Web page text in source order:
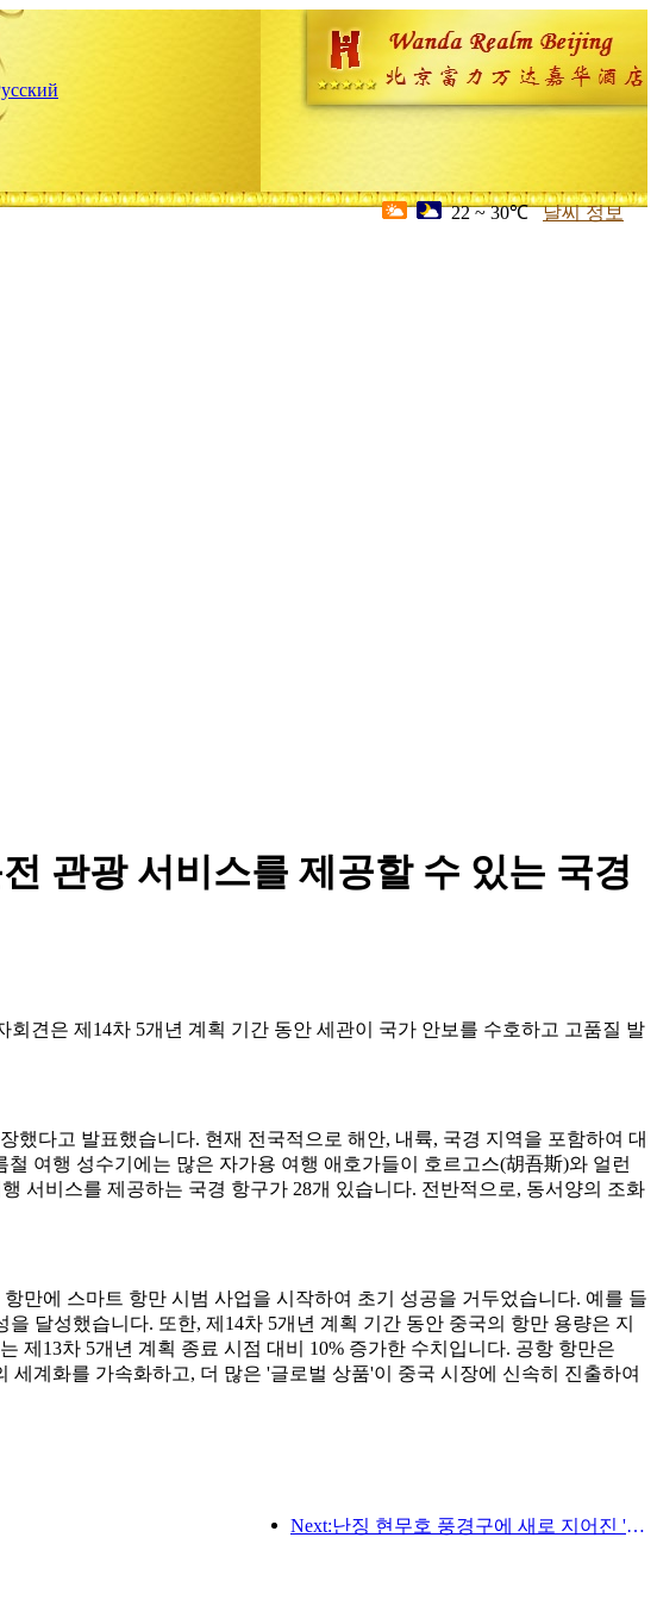
22 ~ 30℃ 날씨 정보
관광 서비스를 제공할 수 있는 국경
견은 제14차 5개년 계획 기간 동안 세관이 국가 안보를 수호하고 고품질 발
했다고 발표했습니다. 현재 전국적으로 해안, 내륙, 국경 지역을 포함하여 대
여행 성수기에는 많은 자가용 여행 애호가들이 호르고스(胡吾斯)와 얼런
서비스를 제공하는 국경 항구가 28개 있습니다. 전반적으로, 동서양의 조화
만에 스마트 항만 시범 사업을 시작하여 초기 성공을 거두었습니다. 예를 들
달성했습니다. 또한, 제14차 5개년 계획 기간 동안 중국의 항만 용량은 지
제13차 5개년 계획 종료 시점 대비 10% 증가한 수치입니다. 공항 항만은
계화를 가속화하고, 더 많은 '글로벌 상품'이 중국 시장에 신속히 진출하여
Next:난징 현무호 풍경구에 새로 지어진 '진링 시관'을 포함한 4개의 문화 공간이 공식적으로 개장했습니다.